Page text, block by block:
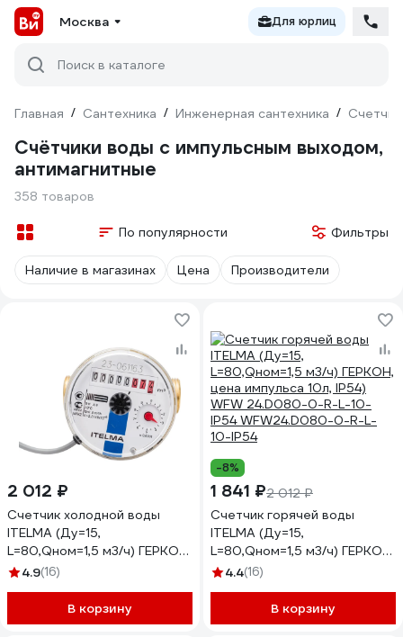
Москва Для юрлиц
Поиск в каталоге
Главная / Сантехника / Инженерная сантехника /
Счётчики воды с импульсным выходом,
антимагнитные
358 товаров
По популярности Фильтры
Наличие в магазинах Цена Производители
2 012 ₽
Счетчик холодной воды
ITELMA (Ду=15,
L=80,Qном=1,5 м3/ч) ГЕРКОН,
цена импульса 10л, IP54)
4.9(16)
В корзину
-8%
1 841 ₽2 012 ₽
Счетчик горячей воды
ITELMA (Ду=15,
L=80,Qном=1,5 м3/ч) ГЕРКОН,
цена импульса 10л, IP54)
IP54 WFW24.D080-0-R-L-
10-IP54
4.4(16)
В корзину